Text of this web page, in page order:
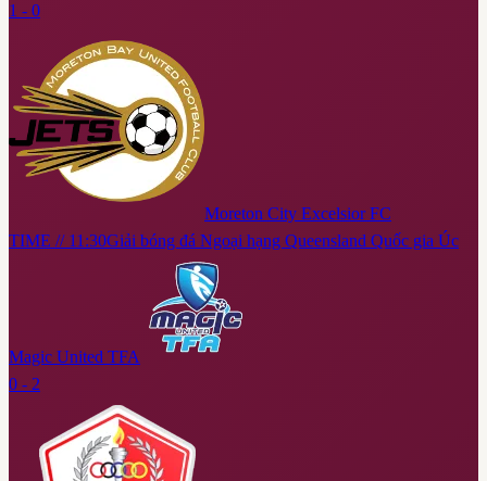
1 - 0
Moreton City Excelsior FC
TIME // 11:30Giải bóng đá Ngoại hạng Queensland Quốc gia Úc
Magic United TFA
0 - 2